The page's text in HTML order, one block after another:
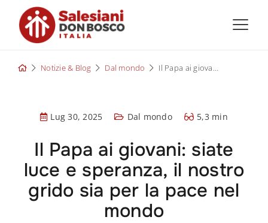
content
Notizie & Blog Dal mondo Il Papa ai giovani: siate luce e speranza, il nostro grido sia per la pace nel mondo
Lug 30, 2025 Dal mondo 5,3 min
Il Papa ai giovani: siate
luce e speranza, il nostro
grido sia per la pace nel
mondo